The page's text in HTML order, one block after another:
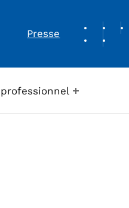
Presse
REVUE DE PRESSE